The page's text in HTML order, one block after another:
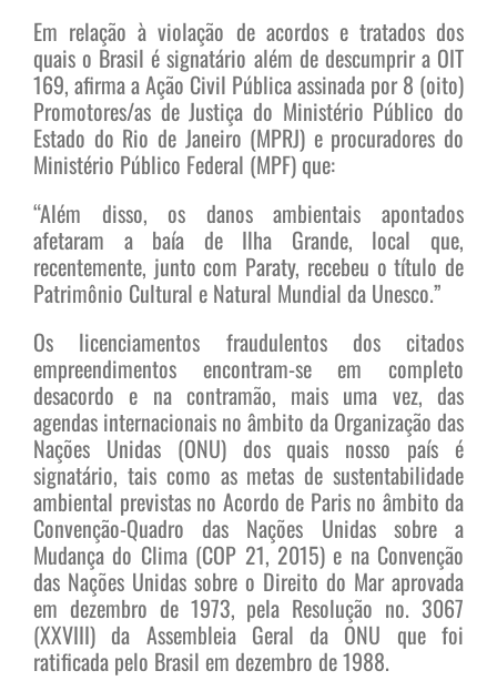
Em relação à violação de acordos e tratados dos
quais o Brasil é signatário além de descumprir a OIT
169, afirma a Ação Civil Pública assinada por 8 (oito)
Promotores/as de Justiça do Ministério Público do
Estado do Rio de Janeiro (MPRJ) e procuradores do
Ministério Público Federal (MPF) que:
“Além disso, os danos ambientais apontados
afetaram a baía de Ilha Grande, local que,
recentemente, junto com Paraty, recebeu o título de
Patrimônio Cultural e Natural Mundial da Unesco.”
Os licenciamentos fraudulentos dos citados
empreendimentos encontram-se em completo
desacordo e na contramão, mais uma vez, das
agendas internacionais no âmbito da Organização das
Nações Unidas (ONU) dos quais nosso país é
signatário, tais como as metas de sustentabilidade
ambiental previstas no Acordo de Paris no âmbito da
Convenção-Quadro das Nações Unidas sobre a
Mudança do Clima (COP 21, 2015) e na Convenção
das Nações Unidas sobre o Direito do Mar aprovada
em dezembro de 1973, pela Resolução no. 3067
(XXVIII) da Assembleia Geral da ONU que foi
ratificada pelo Brasil em dezembro de 1988.